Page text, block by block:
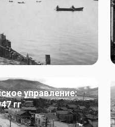
управление:
гг